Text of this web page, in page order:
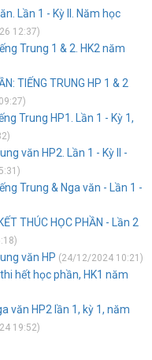
Lần 1 - Kỳ II. Năm học
12:37)
Trung 1 & 2. HK2 năm
TIẾNG TRUNG HP 1 & 2
Trung HP1. Lần 1 - Kỳ 1,
văn HP2. Lần 1 - Kỳ II -
Trung & Nga văn - Lần 1 -
THÚC HỌC PHẦN - Lần 2
văn HP (24/12/2024 10:21)
hết học phần, HK1 năm
văn HP2 lần 1, kỳ 1, năm
19:52)